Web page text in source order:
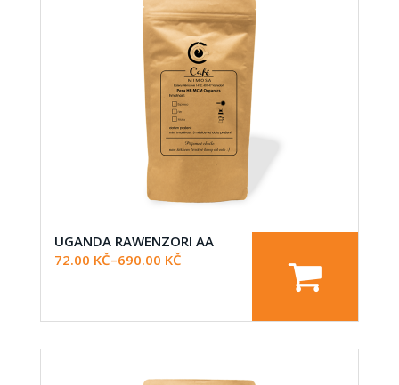
UGANDA RAWENZORI AA
72.00 KČ–690.00 KČ